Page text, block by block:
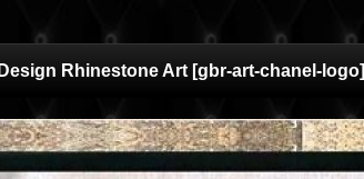
Rhinestone Art [gbr-art-chanel-logo]